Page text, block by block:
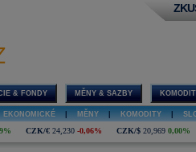
& FONDY MĚNY & SAZBY
EKONOMICKÉ MĚNY KOMODITY
CZK/€ 24,230 -0,06% CZK/$ 20,969 0,00%